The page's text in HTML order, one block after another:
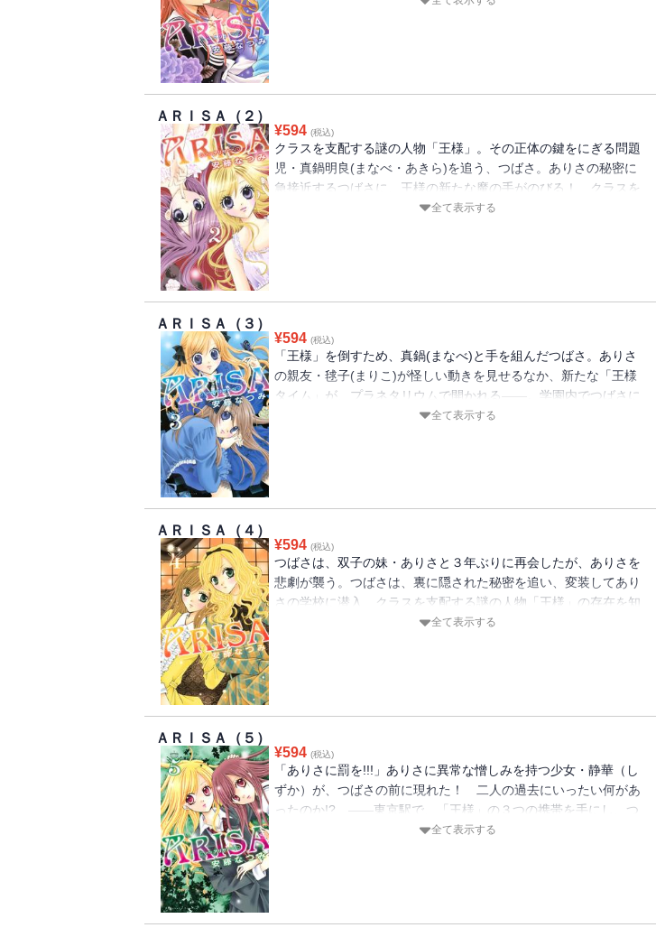
ＡＲＩＳＡ（２）
¥594 (税込)
クラスを支配する謎の人物「王様」。その正体の鍵をにぎる問題
児・真鍋明良(まなべ・あきら)を追う、つばさ。ありさの秘密に
急接近するつばさに、王様の新たな魔の手がのびる！ クラスを
あやつって支配する謎の存在「王様」はだれだ――!? 学園の裏
全て表示する
ＡＲＩＳＡ（３）
¥594 (税込)
「王様」を倒すため、真鍋(まなべ)と手を組んだつばさ。ありさ
の親友・毬子(まりこ)が怪しい動きを見せるなか、新たな「王様
タイム」が、プラネタリウムで開かれる――。学園内でつばさに
迫る「王様」の魔の手。予測不能の危機がつばさを襲う!! 驚嘆
全て表示する
ＡＲＩＳＡ（４）
¥594 (税込)
つばさは、双子の妹・ありさと３年ぶりに再会したが、ありさを
悲劇が襲う。つばさは、裏に隠された秘密を追い、変装してあり
さの学校に潜入、クラスを支配する謎の人物「王様」の存在を知
る。王様を倒すため、問題児・真鍋(まなべ)と手を組んだつばさ
全て表示する
ＡＲＩＳＡ（５）
¥594 (税込)
「ありさに罰を!!!」ありさに異常な憎しみを持つ少女・静華（し
ずか）が、つばさの前に現れた！ 二人の過去にいったい何があ
ったのか!? ――東京駅で、「王様」の３つの携帯を手にし、つ
ばさの前に現れた静華。ほとんど自由に願いごとをあやつれる静
全て表示する